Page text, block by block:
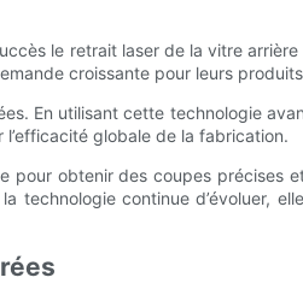
le retrait laser de la vitre arrière
croissante pour leurs
En utilisant cette technologie
globale de la fabrication.
pour obtenir des coupes précises
technologie continue d’évoluer,